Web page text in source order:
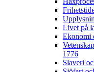
Livet på
Ekonomi
1776
Slaveri